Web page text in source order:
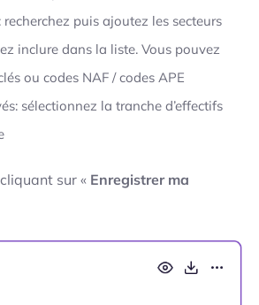
recherchez puis ajoutez les secteurs
inclure dans la liste. Vous pouvez
ou codes NAF / codes APE
sélectionnez la tranche d’effectifs
sur « Enregistrer ma